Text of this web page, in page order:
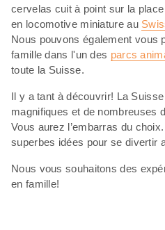
cervelas cuit à point sur la
en locomotive miniature au
Nous pouvons également vous
famille dans l'un des parcs
toute la Suisse.
Il y a tant à découvrir! La
magnifiques et de nombreuses
Vous aurez l’embarras du
superbes idées pour se divertir
Nous vous souhaitons des
en famille!